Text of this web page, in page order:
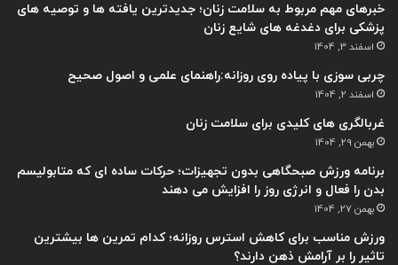
خبرهای مهم مربوط به سلامت زنان؛ جدیدترین یافته ها و توصیه های
پزشکی برای دغدغه های شایع زنان
اسفند 3, 1404
چربی سوزی با پیاده روی روزانه:راهنمای علمی و اصول صحیح
اسفند 2, 1404
غربالگری های کلیدی برای سلامت زنان
بهمن 29, 1404
برنامه ورزش صبحگاهی بدون تجهیزات؛ حرکات ساده ای که متابولیسم
بدن را فعال و انرژی روز را افزایش می دهند
بهمن 27, 1404
ورزش مناسب برای کاهش استرس روزانه؛ کدام تمرین ها بیشترین
تاثیر را بر آرامش ذهن دارند؟